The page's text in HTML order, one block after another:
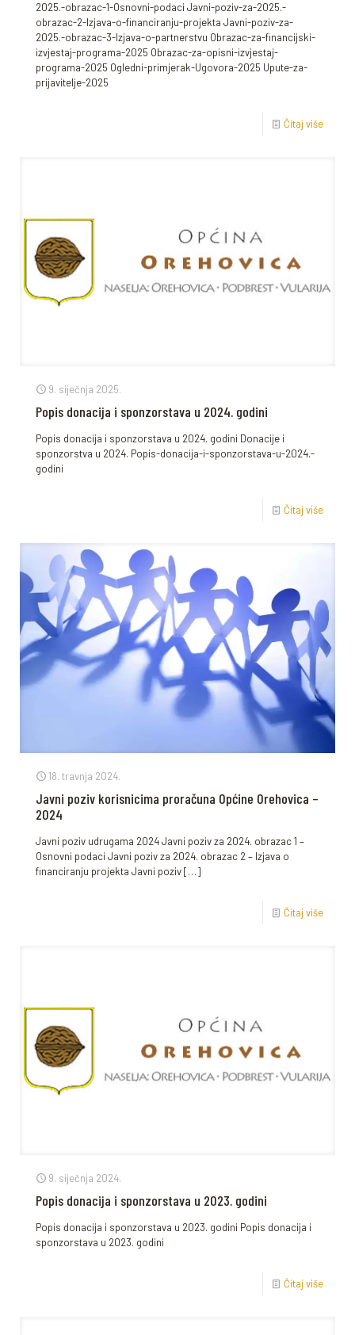
2025.-obrazac-1-Osnovni-podaci Javni-poziv-za-2025.-
obrazac-2-Izjava-o-financiranju-projekta Javni-poziv-za-
2025.-obrazac-3-Izjava-o-partnerstvu Obrazac-za-financijski-
izvjestaj-programa-2025 Obrazac-za-opisni-izvjestaj-
programa-2025 Ogledni-primjerak-Ugovora-2025 Upute-za-
prijavitelje-2025
Čitaj više
9. siječnja 2025.
Popis donacija i sponzorstava u 2024. godini
Popis donacija i sponzorstava u 2024. godini Donacije i
sponzorstva u 2024. Popis-donacija-i-sponzorstava-u-2024.-
godini
Čitaj više
18. travnja 2024.
Javni poziv korisnicima proračuna Općine Orehovica –
2024
Javni poziv udrugama 2024 Javni poziv za 2024. obrazac 1 –
Osnovni podaci Javni poziv za 2024. obrazac 2 – Izjava o
financiranju projekta Javni poziv[…]
Čitaj više
9. siječnja 2024.
Popis donacija i sponzorstava u 2023. godini
Popis donacija i sponzorstava u 2023. godini Popis donacija i
sponzorstava u 2023. godini
Čitaj više